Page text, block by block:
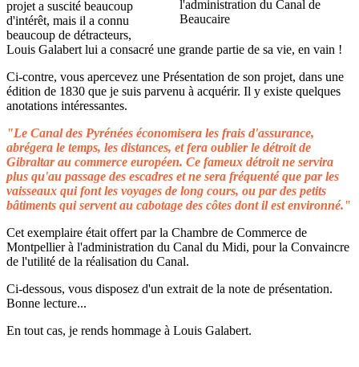
projet a suscité beaucoup
d'intérêt, mais il a connu
beaucoup de détracteurs,
Louis Galabert lui a consacré une grande partie de sa vie, en vain !
Ci-contre, vous apercevez une Présentation de son projet, dans une
édition de 1830 que je suis parvenu à acquérir. Il y existe quelques
anotations intéressantes.
"Le Canal des Pyrénées économisera les frais d'assurance,
abrégera le temps, les distances, et fera oublier le détroit de
Gibraltar au commerce européen. Ce fameux détroit ne servira
plus qu'au passage des escadres et ne sera fréquenté que par les
vaisseaux qui font les voyages de long cours, ou par des petits
bâtiments qui servent au cabotage des côtes dont il est environné."
Cet exemplaire était offert par la Chambre de Commerce de
Montpellier à l'administration du Canal du Midi, pour la Convaincre
de l'utilité de la réalisation du Canal.
Ci-dessous, vous disposez d'un extrait de la note de présentation.
Bonne lecture...
En tout cas, je rends hommage à Louis Galabert.